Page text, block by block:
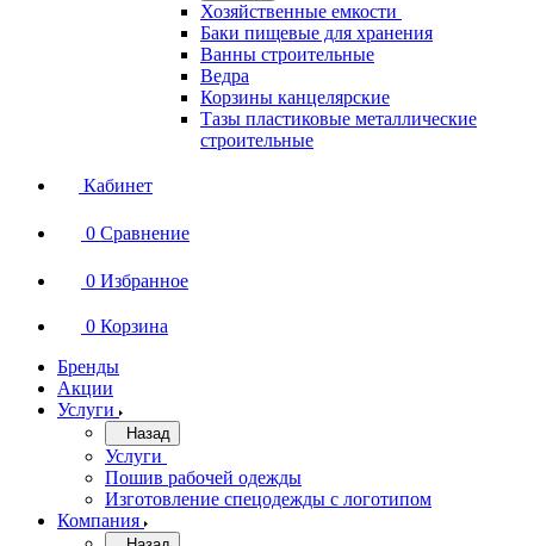
Хозяйственные емкости
Баки пищевые для хранения
Ванны строительные
Ведра
Корзины канцелярские
Тазы пластиковые металлические
строительные
Кабинет
0 Сравнение
0 Избранное
0 Корзина
Бренды
Акции
Услуги
Назад
Услуги
Пошив рабочей одежды
Изготовление спецодежды с логотипом
Компания